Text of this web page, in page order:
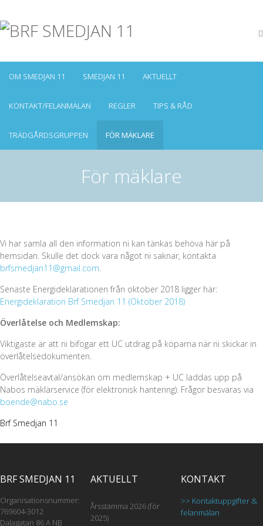
OM SMEDJAN 11 SMEDJAN 11 AKTUELLT
KONTAKT/FELANMÄLAN REGLER TIPS & RÅD
TRÄDGÅRDSGRUPPEN FÖR MÄKLARE
För mäklare
Vi har samla all den information ni kan tänkas behöva här på
hemsidan. Skulle det dock vara något ni saknar, kontakta
brfsmedjan11@gmail.com.
Senaste Energideklarationen från oktober 2018 ligger här:
Energideklaration Brf Smedjan 11 (Oktober 2018)
Överlåtelse och Medlemskap:
Viktigaste är att ni bifogar ett UC utdrag på köparna när ni skickar in
överlåtelsedokumenten.
Överlåtelseavtal/ansökan om medlemskap + UC laddas upp på
Nabos mäklarservice (för elektronisk hantering). Frågor besvaras via
boende@nabo.se
Brf Smedjan 11
BRF SMEDJAN 11
Organisationsnummer:
769604-3012
Dalagatan 86 A NB
AKTUELLT
Årsstämma 2026 (för
2025)
KONTAKT
>> Kontaktuppgifter &
felanmälan